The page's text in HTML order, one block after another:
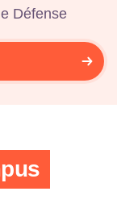
Défense